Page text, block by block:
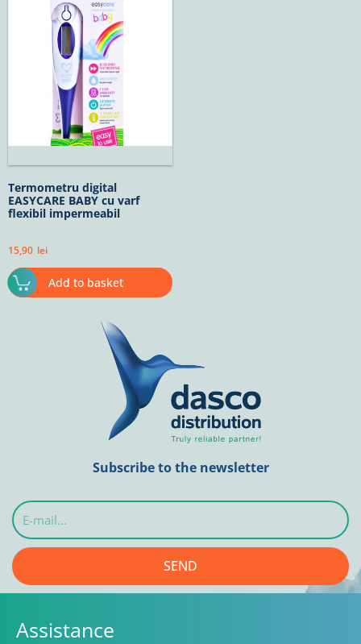
Termometru digital
EASYCARE BABY cu varf
flexibil impermeabil
15,90 lei
Add to basket
Subscribe to the newsletter
E-
mail...
SEND
Assistance